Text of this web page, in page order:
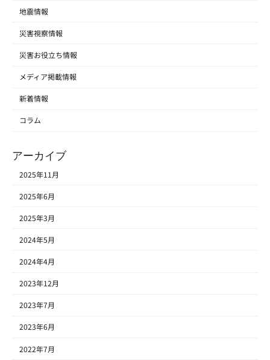
地震情報
災害視察情報
災害お役立ち情報
メディア掲載情報
新着情報
コラム
アーカイブ
2025年11月
2025年6月
2025年3月
2024年5月
2024年4月
2023年12月
2023年7月
2023年6月
2022年7月